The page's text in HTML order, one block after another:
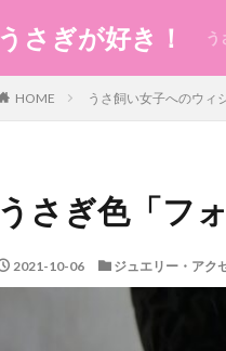
うさぎが好き！ う
HOME うさ飼い女子へのウィ
うさぎ色「フ
2021-10-06 ジュエリー・アク